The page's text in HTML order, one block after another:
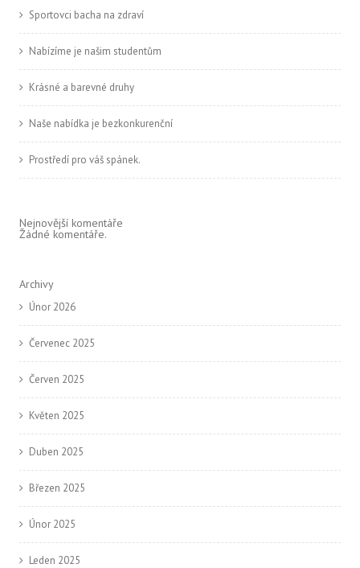
Sportovci bacha na zdraví
Nabízíme je našim studentům
Krásné a barevné druhy
Naše nabídka je bezkonkurenční
Prostředí pro váš spánek.
Nejnovější komentáře
Žádné komentáře.
Archivy
Únor 2026
Červenec 2025
Červen 2025
Květen 2025
Duben 2025
Březen 2025
Únor 2025
Leden 2025